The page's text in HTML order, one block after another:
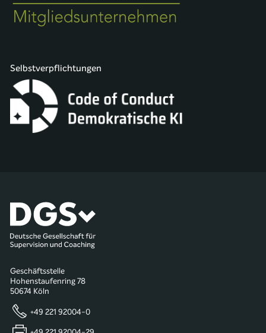
Selbstverpflichtungen
Geschäftsstelle
Hohenstaufenring 78
50674 Köln
+49 221 92004-0